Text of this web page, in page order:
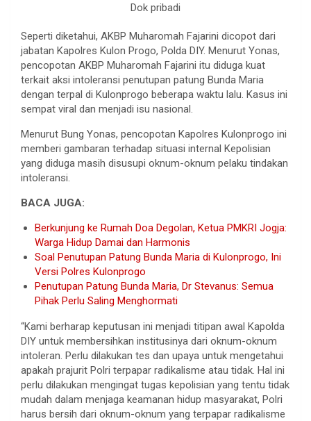
Dok pribadi
Seperti diketahui, AKBP Muharomah Fajarini dicopot dari
jabatan Kapolres Kulon Progo, Polda DIY. Menurut Yonas,
pencopotan AKBP Muharomah Fajarini itu diduga kuat
terkait aksi intoleransi penutupan patung Bunda Maria
dengan terpal di Kulonprogo beberapa waktu lalu. Kasus ini
sempat viral dan menjadi isu nasional.
Menurut Bung Yonas, pencopotan Kapolres Kulonprogo ini
memberi gambaran terhadap situasi internal Kepolisian
yang diduga masih disusupi oknum-oknum pelaku tindakan
intoleransi.
BACA JUGA:
Berkunjung ke Rumah Doa Degolan, Ketua PMKRI Jogja:
Warga Hidup Damai dan Harmonis
Soal Penutupan Patung Bunda Maria di Kulonprogo, Ini
Versi Polres Kulonprogo
Penutupan Patung Bunda Maria, Dr Stevanus: Semua
Pihak Perlu Saling Menghormati
“Kami berharap keputusan ini menjadi titipan awal Kapolda
DIY untuk membersihkan institusinya dari oknum-oknum
intoleran. Perlu dilakukan tes dan upaya untuk mengetahui
apakah prajurit Polri terpapar radikalisme atau tidak. Hal ini
perlu dilakukan mengingat tugas kepolisian yang tentu tidak
mudah dalam menjaga keamanan hidup masyarakat, Polri
harus bersih dari oknum-oknum yang terpapar radikalisme